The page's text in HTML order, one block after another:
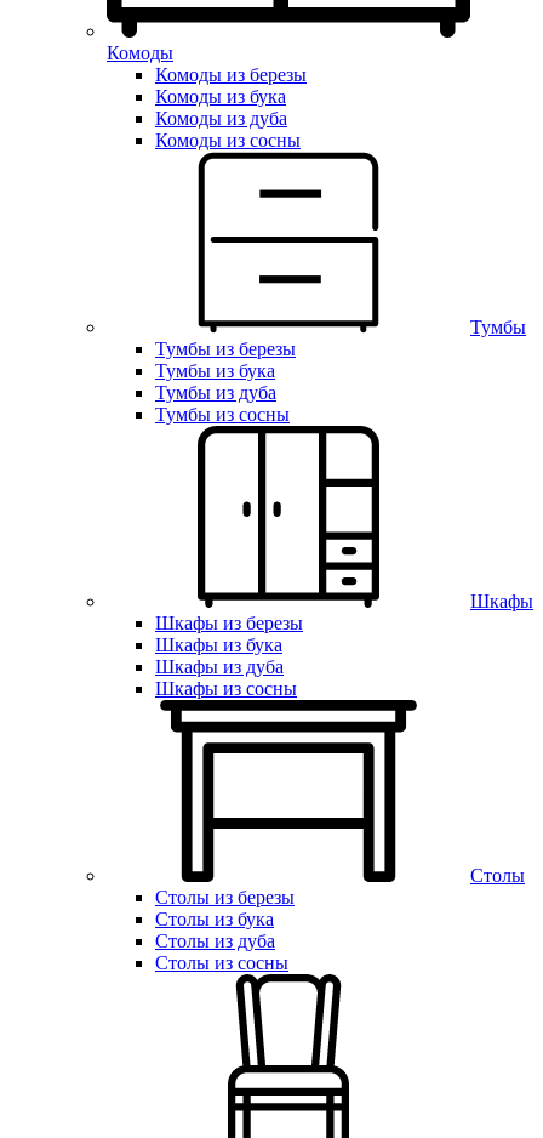
Комоды
Комоды из березы
Комоды из бука
Комоды из дуба
Комоды из сосны
Тумбы
Тумбы из березы
Тумбы из бука
Тумбы из дуба
Тумбы из сосны
Шкафы
Шкафы из березы
Шкафы из бука
Шкафы из дуба
Шкафы из сосны
Столы
Столы из березы
Столы из бука
Столы из дуба
Столы из сосны